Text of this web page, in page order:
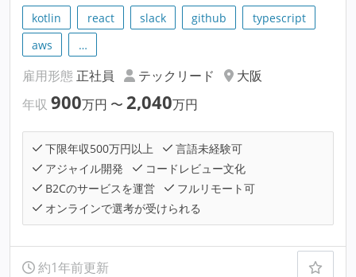
kotlin react slack github
typescript
aws
…
雇用形態 正社員 テックリード
大阪
年収 900万円 〜 2,040万円
下限年収500万円以上
言語未経験可
アジャイル開発
コードレビュー文化
B2Cのサービスを運営
フルリモート可
オンラインで選考が受けられる
約1年前更新